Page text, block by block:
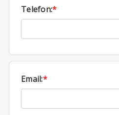
Telefon:*
Email:*